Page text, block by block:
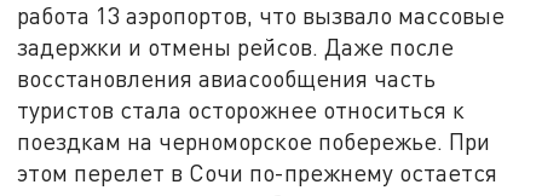
работа 13 аэропортов, что вызвало массовые
задержки и отмены рейсов. Даже после
восстановления авиасообщения часть
туристов стала осторожнее относиться к
поездкам на черноморское побережье. При
этом перелет в Сочи по-прежнему остается